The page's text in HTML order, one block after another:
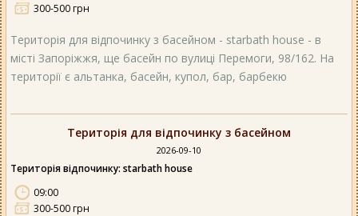
300-500 грн
Територія для відпочинку з басейном - starbath house - в
місті Запоріжжя, ще басейн по вулиці Перемоги, 98/162. На
території є альтанка, басейн, купол, бар, барбекю
Територія для відпочинку з басейном
2026-09-10
Територія відпочинку: starbath house
09:00
300-500 грн